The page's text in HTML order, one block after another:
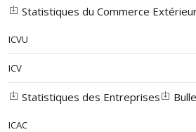
Statistiques du Commerce
ICVU
ICV
Statistiques des Entreprises
ICAC